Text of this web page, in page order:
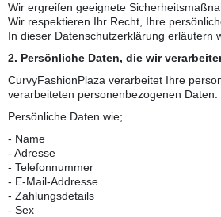
Wir ergreifen geeignete
Wir respektieren Ihr Recht, Ihre
In dieser Datenschutzerklärung erläutern
2. Persönliche Daten, die wir
CurvyFashionPlaza verarbeitet Ihre
verarbeiteten personenbezogenen Daten:
Persönliche Daten wie;
- Name
- Adresse
- Telefonnummer
- E-Mail-Addresse
- Zahlungsdetails
- Sex